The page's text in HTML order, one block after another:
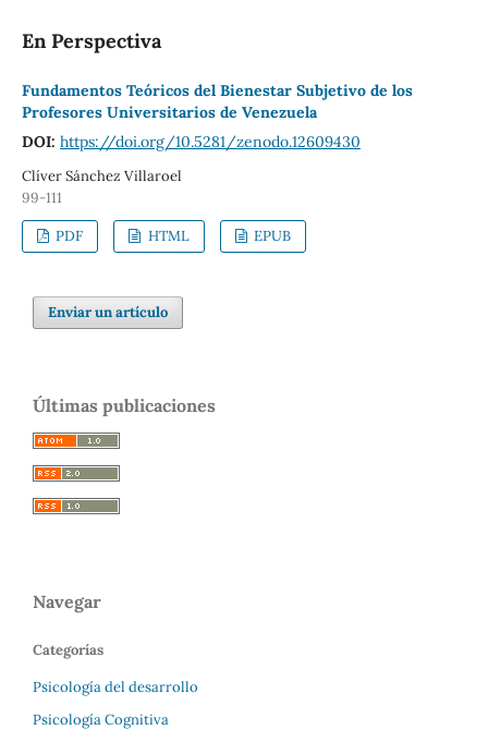
En Perspectiva
Fundamentos Teóricos del Bienestar Subjetivo de los
Profesores Universitarios de Venezuela
DOI: https://doi.org/10.5281/zenodo.12609430
Clíver Sánchez Villaroel
99-111
PDF HTML EPUB
Enviar un artículo
Últimas publicaciones
Navegar
Categorías
Psicología del desarrollo
Psicología Cognitiva